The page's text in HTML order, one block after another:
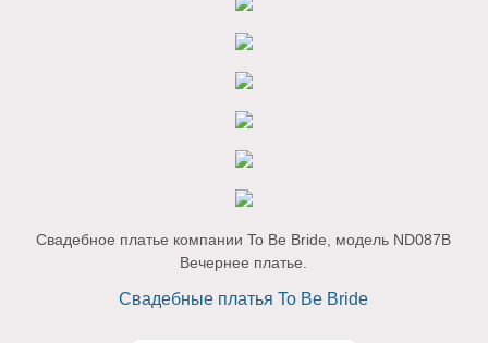
Свадебное платье компании To Be Bride, модель ND087B
Вечернее платье.
Свадебные платья To Be Bride